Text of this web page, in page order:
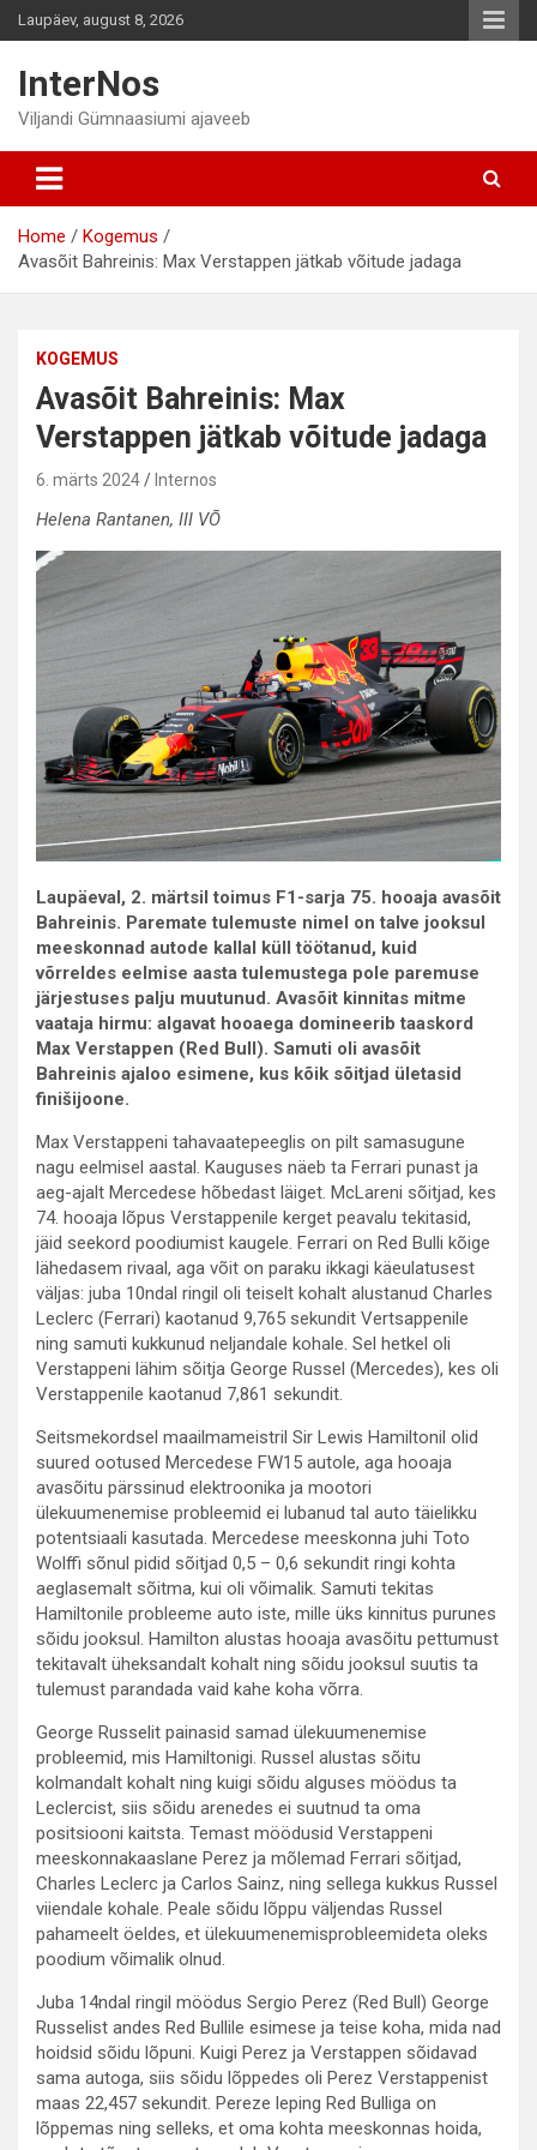
Skip
to
Laupäev, august 8, 2026
InterNos
Viljandi Gümnaasiumi ajaveeb
Home
Kogemus
Avasõit Bahreinis: Max Verstappen jätkab võitude jadaga
KOGEMUS
Avasõit Bahreinis: Max
Verstappen jätkab võitude jadaga
6. märts 2024 Internos
Helena Rantanen, III VÕ
Laupäeval, 2. märtsil toimus F1-sarja 75. hooaja avasõit
Bahreinis. Paremate tulemuste nimel on talve jooksul
meeskonnad autode kallal küll töötanud, kuid
võrreldes eelmise aasta tulemustega pole paremuse
järjestuses palju muutunud. Avasõit kinnitas mitme
vaataja hirmu: algavat hooaega domineerib taaskord
Max Verstappen (Red Bull). Samuti oli avasõit
Bahreinis ajaloo esimene, kus kõik sõitjad ületasid
finišijoone.
Max Verstappeni tahavaatepeeglis on pilt samasugune
nagu eelmisel aastal. Kauguses näeb ta Ferrari punast ja
aeg-ajalt Mercedese hõbedast läiget. McLareni sõitjad, kes
74. hooaja lõpus Verstappenile kerget peavalu tekitasid,
jäid seekord poodiumist kaugele. Ferrari on Red Bulli kõige
lähedasem rivaal, aga võit on paraku ikkagi käeulatusest
väljas: juba 10ndal ringil oli teiselt kohalt alustanud Charles
Leclerc (Ferrari) kaotanud 9,765 sekundit Vertsappenile
ning samuti kukkunud neljandale kohale. Sel hetkel oli
Verstappeni lähim sõitja George Russel (Mercedes), kes oli
Verstappenile kaotanud 7,861 sekundit.
Seitsmekordsel maailmameistril Sir Lewis Hamiltonil olid
suured ootused Mercedese FW15 autole, aga hooaja
avasõitu pärssinud elektroonika ja mootori
ülekuumenemise probleemid ei lubanud tal auto täielikku
potentsiaali kasutada. Mercedese meeskonna juhi Toto
Wolffi sõnul pidid sõitjad 0,5 – 0,6 sekundit ringi kohta
aeglasemalt sõitma, kui oli võimalik. Samuti tekitas
Hamiltonile probleeme auto iste, mille üks kinnitus purunes
sõidu jooksul. Hamilton alustas hooaja avasõitu pettumust
tekitavalt üheksandalt kohalt ning sõidu jooksul suutis ta
tulemust parandada vaid kahe koha võrra.
George Russelit painasid samad ülekuumenemise
probleemid, mis Hamiltonigi. Russel alustas sõitu
kolmandalt kohalt ning kuigi sõidu alguses möödus ta
Leclercist, siis sõidu arenedes ei suutnud ta oma
positsiooni kaitsta. Temast möödusid Verstappeni
meeskonnakaaslane Perez ja mõlemad Ferrari sõitjad,
Charles Leclerc ja Carlos Sainz, ning sellega kukkus Russel
viiendale kohale. Peale sõidu lõppu väljendas Russel
pahameelt öeldes, et ülekuumenemisprobleemideta oleks
poodium võimalik olnud.
Juba 14ndal ringil möödus Sergio Perez (Red Bull) George
Russelist andes Red Bullile esimese ja teise koha, mida nad
hoidsid sõidu lõpuni. Kuigi Perez ja Verstappen sõidavad
sama autoga, siis sõidu lõppedes oli Perez Verstappenist
maas 22,457 sekundit. Pereze leping Red Bulliga on
lõppemas ning selleks, et oma kohta meeskonnas hoida,